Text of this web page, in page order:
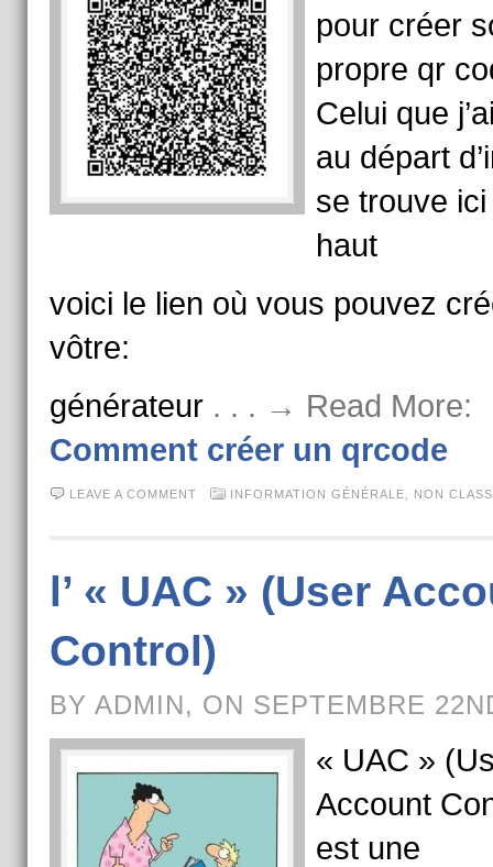
pour créer
propre qr
Celui que
au départ
se trouve
haut
voici le lien où vous pouvez
vôtre:
générateur . . . → Read More:
Comment créer un qrcode
LEAVE A COMMENT INFORMATION GÉNÉRALE NON
l’ « UAC » (User
Control)
BY ADMIN, ON SEPTEMBRE
« UAC »
Account
est une